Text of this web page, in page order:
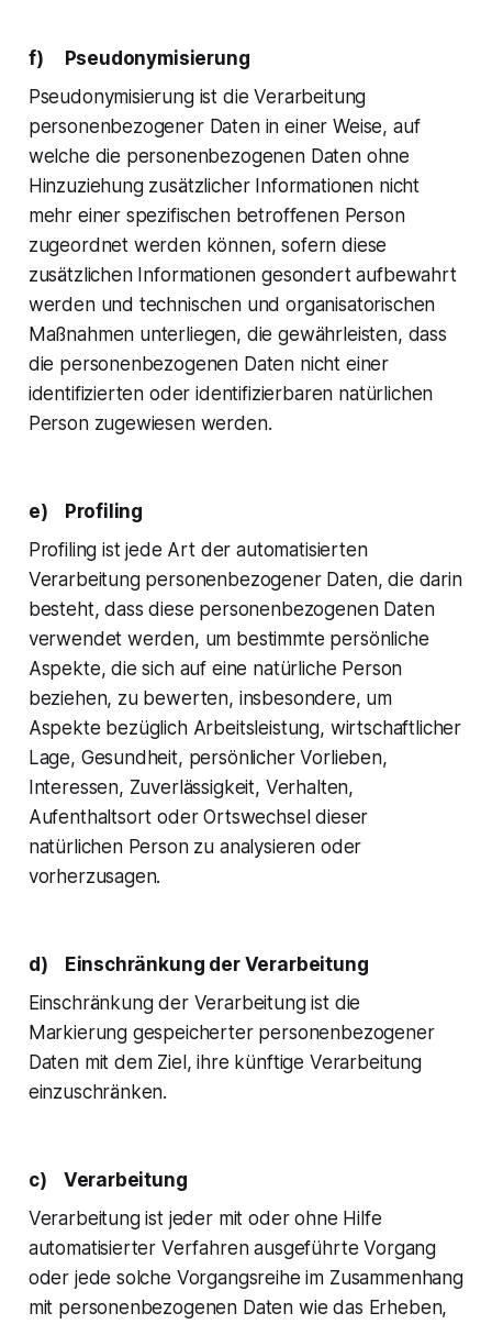
f) Pseudonymisierung
Pseudonymisierung ist die Verarbeitung
personenbezogener Daten in einer Weise, auf
welche die personenbezogenen Daten ohne
Hinzuziehung zusätzlicher Informationen nicht
mehr einer spezifischen betroffenen Person
zugeordnet werden können, sofern diese
zusätzlichen Informationen gesondert aufbewahrt
werden und technischen und organisatorischen
Maßnahmen unterliegen, die gewährleisten, dass
die personenbezogenen Daten nicht einer
identifizierten oder identifizierbaren natürlichen
Person zugewiesen werden.
e) Profiling
Profiling ist jede Art der automatisierten
Verarbeitung personenbezogener Daten, die darin
besteht, dass diese personenbezogenen Daten
verwendet werden, um bestimmte persönliche
Aspekte, die sich auf eine natürliche Person
beziehen, zu bewerten, insbesondere, um
Aspekte bezüglich Arbeitsleistung, wirtschaftlicher
Lage, Gesundheit, persönlicher Vorlieben,
Interessen, Zuverlässigkeit, Verhalten,
Aufenthaltsort oder Ortswechsel dieser
natürlichen Person zu analysieren oder
vorherzusagen.
d) Einschränkung der Verarbeitung
Einschränkung der Verarbeitung ist die
Markierung gespeicherter personenbezogener
Daten mit dem Ziel, ihre künftige Verarbeitung
einzuschränken.
c) Verarbeitung
Verarbeitung ist jeder mit oder ohne Hilfe
automatisierter Verfahren ausgeführte Vorgang
oder jede solche Vorgangsreihe im Zusammenhang
mit personenbezogenen Daten wie das Erheben,